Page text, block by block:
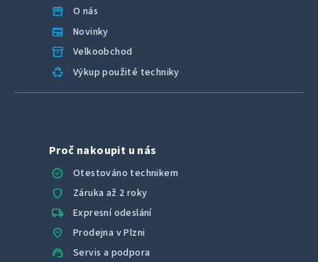
storefront O nás
newspaper Novinky
inventory_2 Velkoobchod
recycling Výkup použité techniky
Proč nakoupit u nás
verified
Otestováno technikem
shield Záruka až 2 roky
local_shipping Expresní odeslání
location_on Prodejna v Plzni
support_agent Servis a podpora